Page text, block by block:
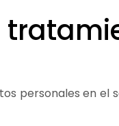
personales en el